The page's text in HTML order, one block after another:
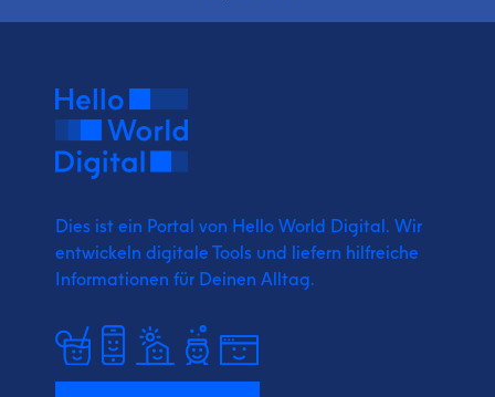
Dies ist ein Portal von Hello World Digital. Wir
entwickeln digitale Tools und liefern hilfreiche
Informationen für Deinen Alltag.